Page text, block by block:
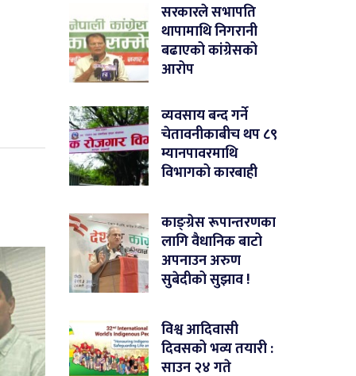
सरकारले सभापति
थापामाथि निगरानी
बढाएको कांग्रेसको
आरोप
व्यवसाय बन्द गर्ने
चेतावनीकाबीच थप ८९
म्यानपावरमाथि
विभागको कारबाही
काङ्ग्रेस रूपान्तरणका
लागि वैधानिक बाटो
अपनाउन अरुण
सुबेदीको सुझाव !
विश्व आदिवासी
दिवसको भव्य तयारी :
साउन २४ गते